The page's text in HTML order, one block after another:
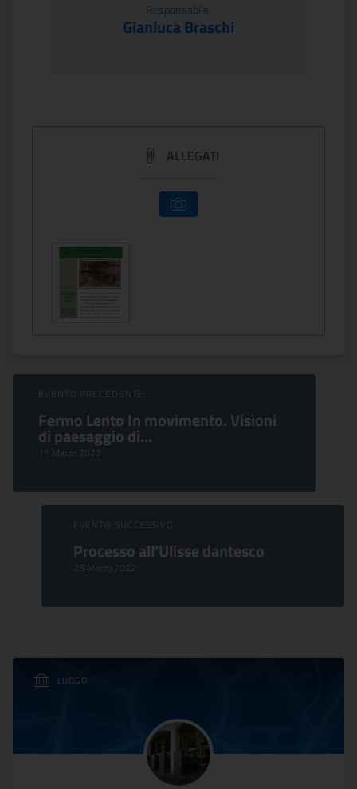
Responsabile:
Gianluca Braschi
ALLEGATI
Sfoglia Eventi
EVENTO PRECEDENTE:
Fermo Lento In movimento. Visioni
di paesaggio di...
11 Marzo 2022
EVENTO SUCCESSIVO:
Processo all'Ulisse dantesco
25 Marzo 2022
LUOGO